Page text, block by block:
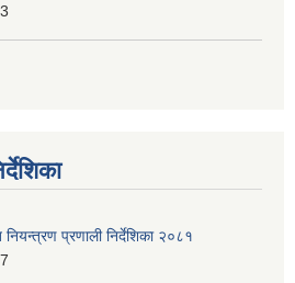
नियन्त्रण प्रणाली निर्देशिका २०८१